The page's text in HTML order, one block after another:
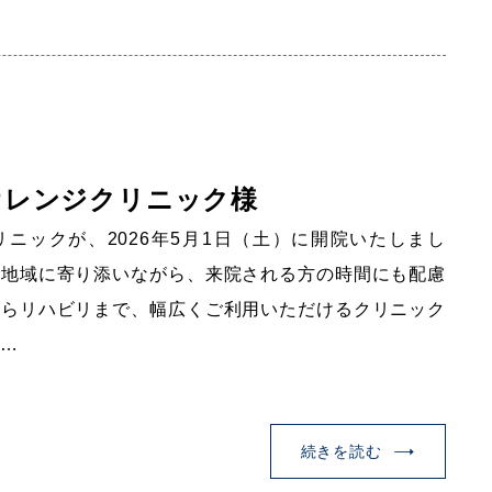
ンジクリニック様
ックが、2026年5月1日（土）に開院いたしまし
域に寄り添いながら、来院される方の時間にも配慮
リハビリまで、幅広くご利用いただけるクリニック
…
続きを読む